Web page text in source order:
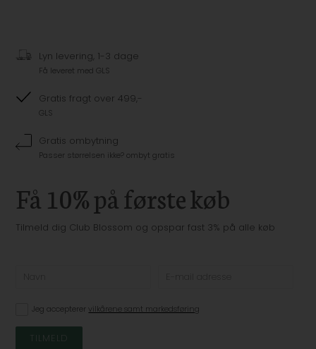
Lyn levering, 1-3 dage
Få leveret med GLS
Gratis fragt over 499,-
GLS
Gratis ombytning
Passer størrelsen ikke? ombyt gratis
Få 10% på første køb
Tilmeld dig Club Blossom og opspar fast 3% på alle køb
Jeg accepterervilkårene samt markedsføring